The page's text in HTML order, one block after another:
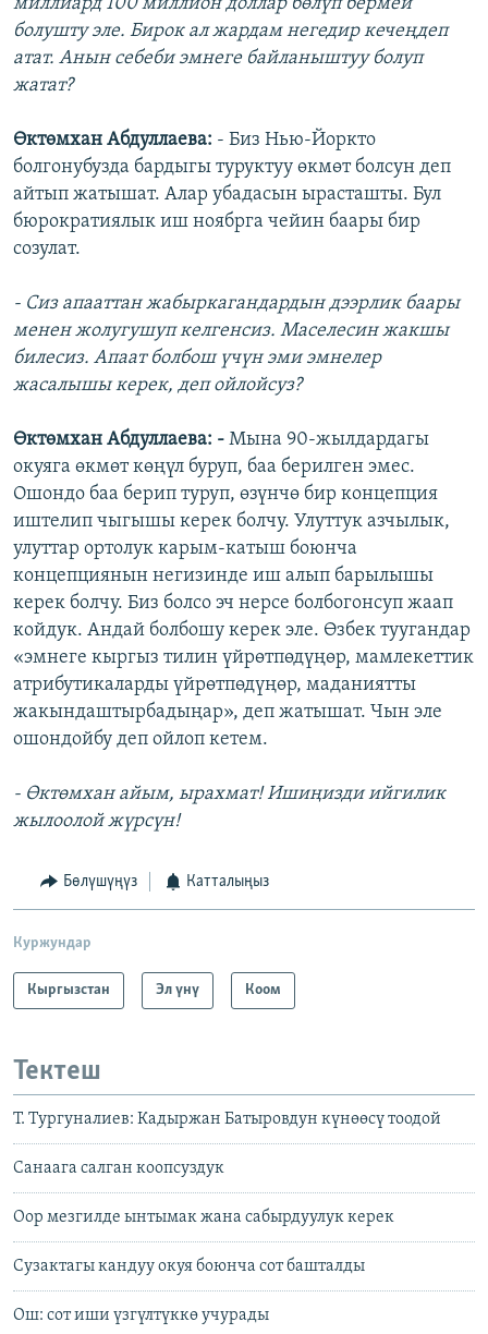
миллиард 100 миллион доллар бөлүп бермей
болушту эле. Бирок ал жардам негедир кечеңдеп
атат. Анын себеби эмнеге байланыштуу болуп
жатат?
Өктөмхан Абдуллаева: - Биз Нью-Йоркто
болгонубузда бардыгы туруктуу өкмөт болсун деп
айтып жатышат. Алар убадасын ырасташты. Бул
бюрократиялык иш ноябрга чейин баары бир
созулат.
- Сиз апааттан жабыркагандардын дээрлик баары
менен жолугушуп келгенсиз. Маселесин жакшы
билесиз. Апаат болбош үчүн эми эмнелер
жасалышы керек, деп ойлойсуз?
Өктөмхан Абдуллаева: - Мына 90-жылдардагы
окуяга өкмөт көңүл буруп, баа берилген эмес.
Ошондо баа берип туруп, өзүнчө бир концепция
иштелип чыгышы керек болчу. Улуттук азчылык,
улуттар ортолук карым-катыш боюнча
концепциянын негизинде иш алып барылышы
керек болчу. Биз болсо эч нерсе болбогонсуп жаап
койдук. Андай болбошу керек эле. Өзбек туугандар
«эмнеге кыргыз тилин үйрөтпөдүңөр, мамлекеттик
атрибутикаларды үйрөтпөдүңөр, маданиятты
жакындаштырбадыңар», деп жатышат. Чын эле
ошондойбу деп ойлоп кетем.
- Өктөмхан айым, ырахмат! Ишиңизди ийгилик
жылоолой жүрсүн!
Бөлүшүңүз Катталыңыз
Куржундар
Кыргызстан Эл үнү Коом
Тектеш
Т. Тургуналиев: Кадыржан Батыровдун күнөөсү тоодой
Санаага салган коопсуздук
Оор мезгилде ынтымак жана сабырдуулук керек
Сузактагы кандуу окуя боюнча сот башталды
Ош: сот иши үзгүлтүккө учурады